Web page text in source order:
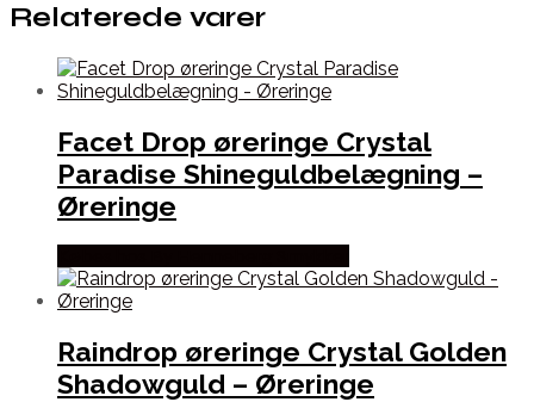
Relaterede varer
Facet Drop øreringe Crystal
Paradise Shineguldbelægning –
Øreringe
Raindrop øreringe Crystal Golden
Shadowguld – Øreringe